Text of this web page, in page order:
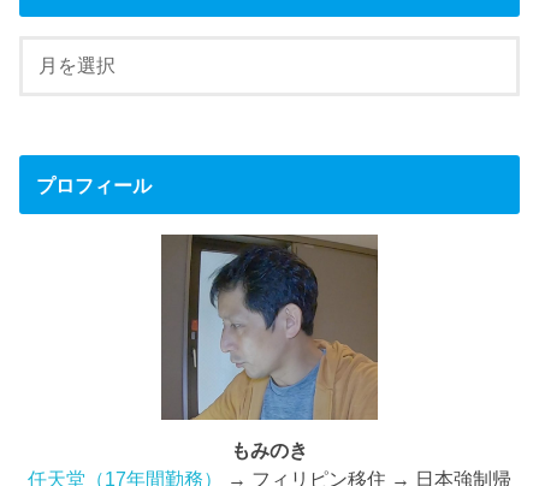
プロフィール
もみのき
任天堂（17年間勤務）
→ フィリピン移住 → 日本強制帰